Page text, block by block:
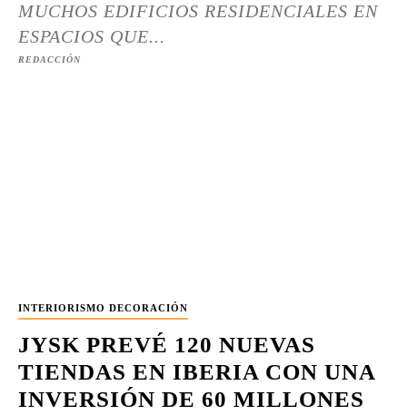
MUCHOS EDIFICIOS RESIDENCIALES EN
ESPACIOS QUE...
REDACCIÓN
INTERIORISMO DECORACIÓN
JYSK PREVÉ 120 NUEVAS
TIENDAS EN IBERIA CON UNA
INVERSIÓN DE 60 MILLONES